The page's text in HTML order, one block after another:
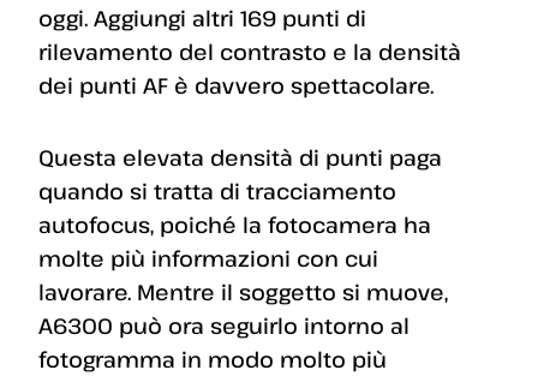
oggi. Aggiungi altri 169 punti di
rilevamento del contrasto e la densità
dei punti AF è davvero spettacolare.
Questa elevata densità di punti paga
quando si tratta di tracciamento
autofocus, poiché la fotocamera ha
molte più informazioni con cui
lavorare. Mentre il soggetto si muove,
A6300 può ora seguirlo intorno al
fotogramma in modo molto più